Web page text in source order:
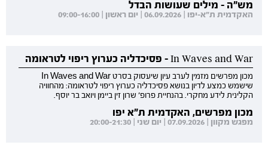
מש"ה - מילים שעושות הבדל
האקדמית ת"א-יפו | 06.09.2026 | יום ראשון | 09:00-16:00
In Waves and War - פסיכדליה כערוץ ריפוי לטראומה
מכון מפרשים מזמין לערב עיון שיעסוק בסרט In Waves and War
שישמש כמצע לדיון בנושא פסיכדליה כערוץ ריפוי לטראומה: מהחוויה
הקלינית לידע מחקרי. בהנחיית פרופ' שרון זין ביימן ויואב בר יוסף.
מכון מפרשים, האקדמית ת"א יפו
מפגש מקוון | 07.09.2026 | יום שני | 20:00-21:30